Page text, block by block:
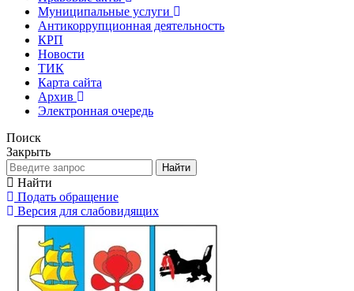
Муниципальные услуги
Антикоррупционная деятельность
КРП
Новости
ТИК
Карта сайта
Архив
Электронная очередь
Поиск
Закрыть
Найти
Найти
Подать обращение
Версия для слабовидящих